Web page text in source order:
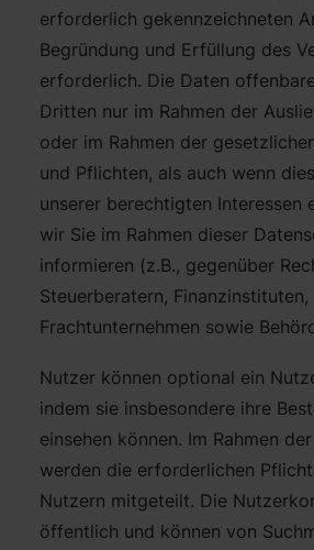
erforderlich gekennzeichneten
Begründung und Erfüllung des
erforderlich. Die Daten
Dritten nur im Rahmen der
oder im Rahmen der
und Pflichten, als auch wenn
unserer berechtigten Interessen
wir Sie im Rahmen dieser
informieren (z.B., gegenüber
Steuerberatern, Finanzinstituten,
Frachtunternehmen sowie
Nutzer können optional ein
indem sie insbesondere ihre
einsehen können. Im Rahmen
werden die erforderlichen
Nutzern mitgeteilt. Die
öffentlich und können von